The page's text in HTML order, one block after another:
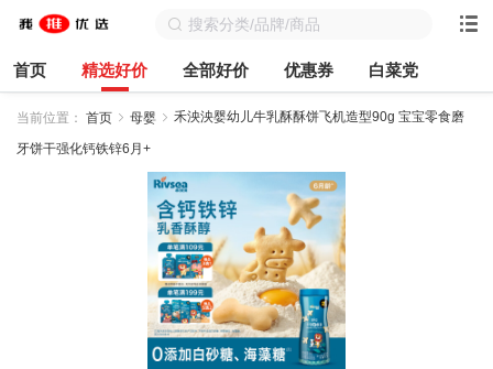
首页 精选好价 全部好价 优惠券 白菜党
当前位置： 首页 母婴 禾泱泱婴幼儿牛乳酥酥饼飞机造型90g 宝宝零食磨
牙饼干强化钙铁锌6月+